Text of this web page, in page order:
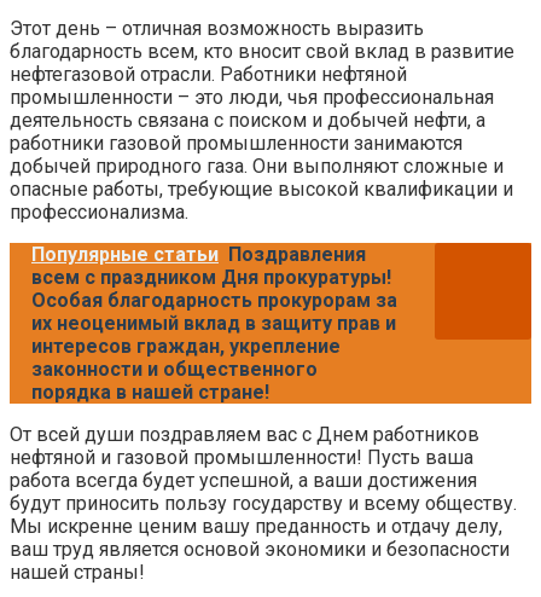
Этот день – отличная возможность выразить
благодарность всем, кто вносит свой вклад в развитие
нефтегазовой отрасли. Работники нефтяной
промышленности – это люди, чья профессиональная
деятельность связана с поиском и добычей нефти, а
работники газовой промышленности занимаются
добычей природного газа. Они выполняют сложные и
опасные работы, требующие высокой квалификации и
профессионализма.
Популярные статьи Поздравления
всем с праздником Дня прокуратуры!
Особая благодарность прокурорам за
их неоценимый вклад в защиту прав и
интересов граждан, укрепление
законности и общественного
порядка в нашей стране!
От всей души поздравляем вас с Днем работников
нефтяной и газовой промышленности! Пусть ваша
работа всегда будет успешной, а ваши достижения
будут приносить пользу государству и всему обществу.
Мы искренне ценим вашу преданность и отдачу делу,
ваш труд является основой экономики и безопасности
нашей страны!